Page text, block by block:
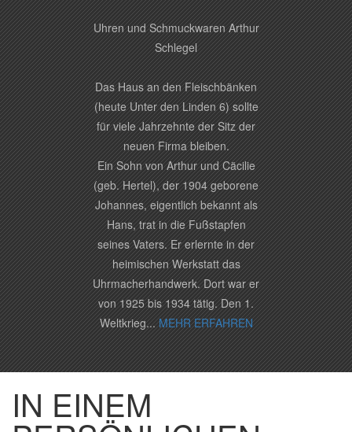
Uhren und Schmuckwaren Arthur
Schlegel
Das Haus an den Fleischbänken
(heute Unter den Linden 6) sollte
für viele Jahrzehnte der Sitz der
neuen Firma bleiben.
Ein Sohn von Arthur und Cäcilie
(geb. Hertel), der 1904 geborene
Johannes, eigentlich bekannt als
Hans, trat in die Fußstapfen
seines Vaters. Er erlernte in der
heimischen Werkstatt das
Uhrmacherhandwerk. Dort war er
von 1925 bis 1934 tätig. Den 1.
Weltkrieg...MEHR ERFAHREN
IN EINEM